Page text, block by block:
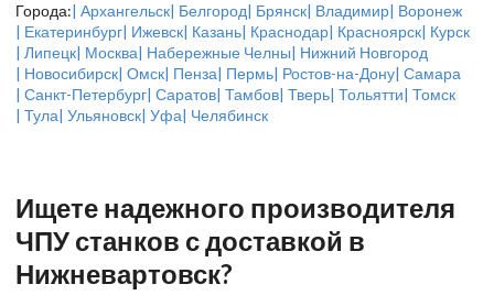
Города:| Архангельск| Белгород| Брянск| Владимир| Воронеж
| Екатеринбург| Ижевск| Казань| Краснодар| Красноярск| Курск
| Липецк| Москва| Набережные Челны| Нижний Новгород
| Новосибирск| Омск| Пенза| Пермь| Ростов-на-Дону| Самара
| Санкт-Петербург| Саратов| Тамбов| Тверь| Тольятти| Томск
| Тула| Ульяновск| Уфа| Челябинск
Ищете надежного производителя
ЧПУ станков с доставкой в
Нижневартовск?